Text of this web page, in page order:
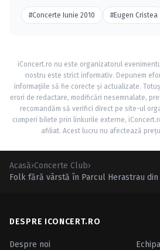
#Concerte Iunie 2010 #Eugen Cristea
iConcert.ro nu este organizatorul
nostru este strict informativ. Depunem
informațiile să fie corecte și actualizate.
erori de redactare, modificări nesemnalate,
recomandăm să verifici direct pe site-ul
cumperi bilete prin linkurile externe,
afiliat. Acest lucru nu afectează
Acasă›Concerte Club›
Folk fără vârstă în Parcul Herastrau
DESPRE ICONCERT.RO
Despre noi
Echipa